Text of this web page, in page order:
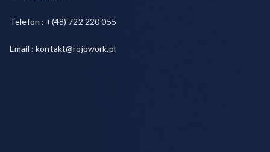
Telefon : +(48) 722 220 055
Email : kontakt@rojowork.pl